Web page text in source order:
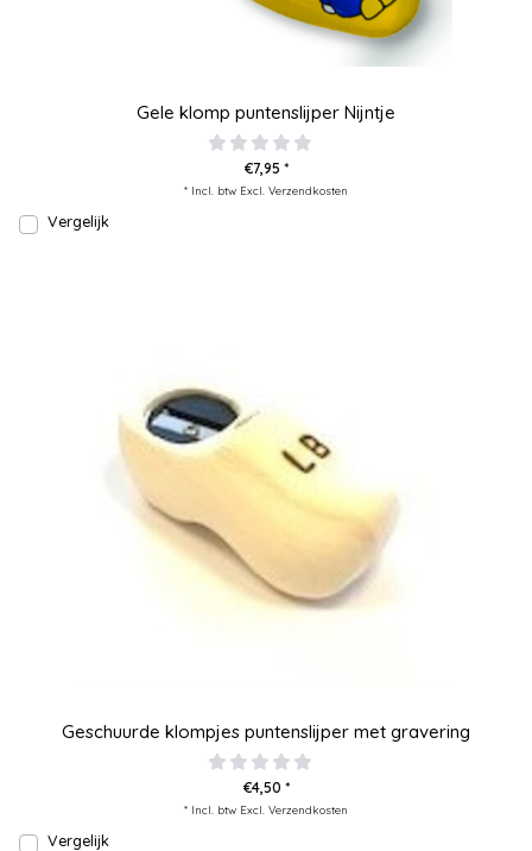
Gele klomp puntenslijper Nijntje
€7,95 *
* Incl. btw Excl. Verzendkosten
Vergelijk
Geschuurde klompjes puntenslijper met gravering
€4,50 *
* Incl. btw Excl. Verzendkosten
Vergelijk